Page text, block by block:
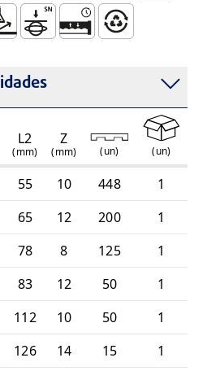
do Edifício, com Águas
da Parede Interna
Coeficiente de Atrito
Dúctil Fácil Manuseamento e
Embocadura
L2
(mm)
Z
(mm) (un) (un)
55 10 448 1
65 12 200 1
78 8 125 1
83 12 50 1
112 10 50 1
126 14 15 1